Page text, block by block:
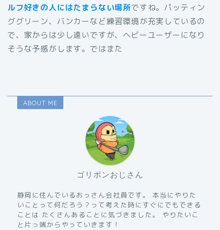
ルフ好きの人にはたまらない場所ですね。パッティン
ググリーン、バンカーなど練習環境が充実しているの
で、家からは少し遠いですが、ヘビーユーザーになり
そうな予感がします。ではまた
ABOUT ME
ゴリポンおじさん
静岡に住んでいるおっさん会社員です。 本当にやりた
いことって何だろう？って考えた時にすぐにでもできる
ことは たくさんあることに気づきました。 やりたいこ
と片っ端からやっていきます！